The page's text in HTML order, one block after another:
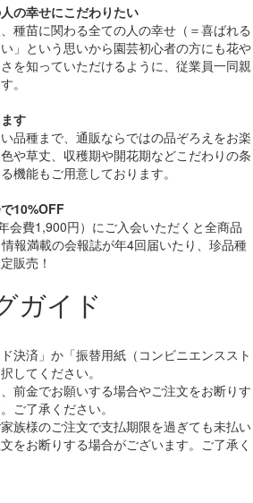
の幸せにこだわりたい
種苗に関わる全ての人の幸せ（＝喜ばれる
」 という思いから園芸初心者の方にも花や
を知っていただけるように、従業員一同親
。
す
品種まで、通販ならではの品ぞろえをお楽
や草丈、収穫期や開花期などこだわりの条
機能もご用意しております。
10%OFF
会費1,900円）にご入会いただくと全商品
報満載の会報誌が年4回届いたり、珍品種
販売！
ガイド
決済」か「振替用紙（コンビニエンススト
してください。
前金でお願いする場合やご注文をお断りす
ご了承ください。
族様のご注文で支払期限を過ぎても未払い
をお断りする場合がございます。ご了承く